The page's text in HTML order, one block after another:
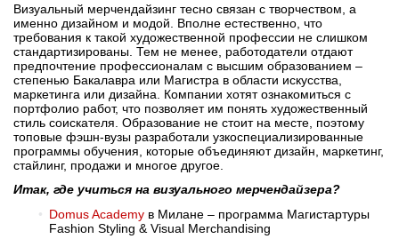
Визуальный мерчендайзинг тесно связан с творчеством, а
именно дизайном и модой. Вполне естественно, что
требования к такой художественной профессии не слишком
стандартизированы. Тем не менее, работодатели отдают
предпочтение профессионалам с высшим образованием –
степенью Бакалавра или Магистра в области искусства,
маркетинга или дизайна. Компании хотят ознакомиться с
портфолио работ, что позволяет им понять художественный
стиль соискателя. Образование не стоит на месте, поэтому
топовые фэшн-вузы разработали узкоспециализированные
программы обучения, которые объединяют дизайн, маркетинг,
стайлинг, продажи и многое другое.
Итак, где учиться на визуального мерчендайзера?
Domus Academy в Милане – программа Магистартуры
Fashion Styling & Visual Merchandising